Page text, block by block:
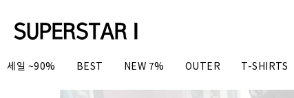
세일 ~90% BEST NEW 7% OUTER T-SHIRTS